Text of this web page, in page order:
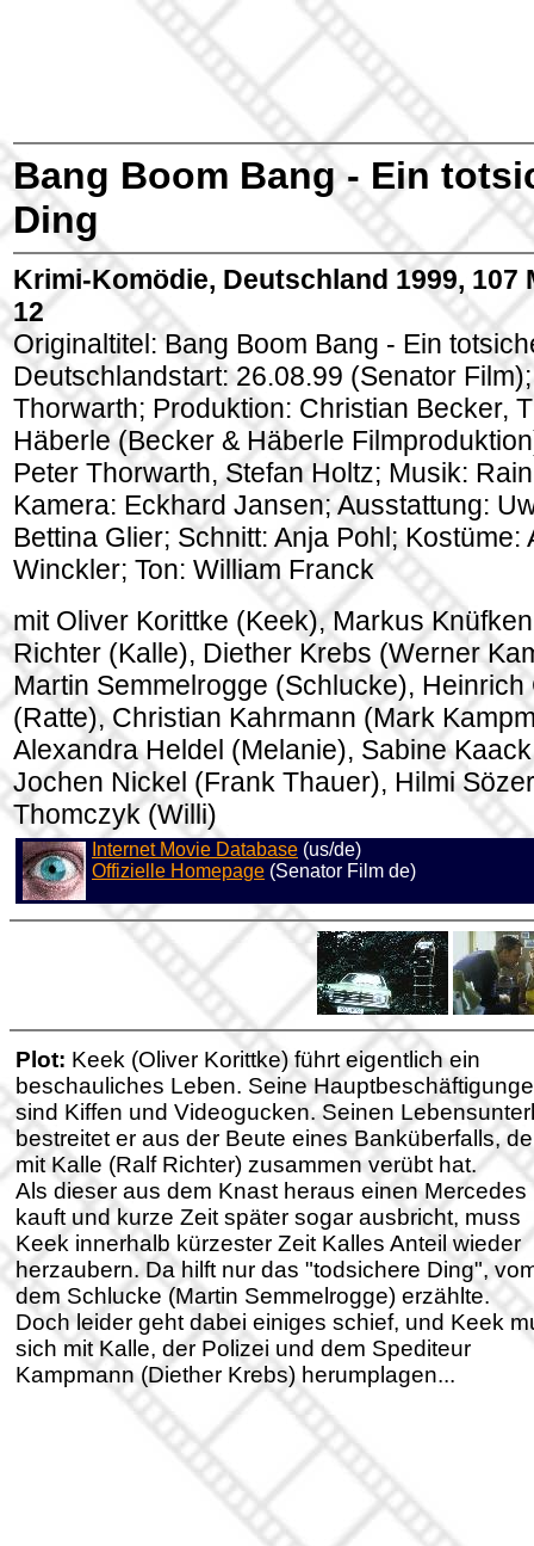
Bang Boom Bang - Ein
Ding
Krimi-Komödie, Deutschland 1999, 107
12
Originaltitel: Bang Boom Bang - Ein
Deutschlandstart: 26.08.99 (Senator
Thorwarth; Produktion: Christian Becker,
Häberle (Becker & Häberle
Peter Thorwarth, Stefan Holtz; Musik:
Kamera: Eckhard Jansen; Ausstattung:
Bettina Glier; Schnitt: Anja Pohl; Kostüme:
Winckler; Ton: William Franck
mit Oliver Korittke (Keek), Markus
Richter (Kalle), Diether Krebs (Werner
Martin Semmelrogge (Schlucke), Heinrich
(Ratte), Christian Kahrmann (Mark
Alexandra Heldel (Melanie), Sabine
Jochen Nickel (Frank Thauer), Hilmi
Thomczyk (Willi)
Internet Movie Database (us/de)
Offizielle Homepage (Senator Film de)
Plot: Keek (Oliver Korittke) führt eigentlich ein
beschauliches Leben. Seine
sind Kiffen und Videogucken. Seinen
bestreitet er aus der Beute eines Banküberfalls,
mit Kalle (Ralf Richter) zusammen verübt hat.
Als dieser aus dem Knast heraus einen Mercedes
kauft und kurze Zeit später sogar ausbricht, muss
Keek innerhalb kürzester Zeit Kalles Anteil wieder
herzaubern. Da hilft nur das "todsichere Ding",
dem Schlucke (Martin Semmelrogge) erzählte.
Doch leider geht dabei einiges schief, und Keek
sich mit Kalle, der Polizei und dem Spediteur
Kampmann (Diether Krebs) herumplagen...